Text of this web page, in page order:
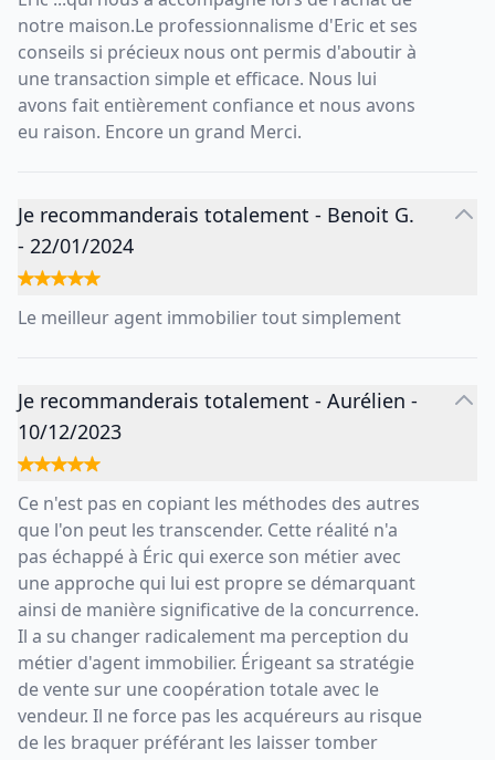
notre maison.Le professionnalisme d'Eric et ses
conseils si précieux nous ont permis d'aboutir à
une transaction simple et efficace. Nous lui
avons fait entièrement confiance et nous avons
eu raison. Encore un grand Merci.
Je recommanderais totalement - Benoit G.
- 22/01/2024
Le meilleur agent immobilier tout simplement
Je recommanderais totalement - Aurélien -
10/12/2023
Ce n'est pas en copiant les méthodes des autres
que l'on peut les transcender. Cette réalité n'a
pas échappé à Éric qui exerce son métier avec
une approche qui lui est propre se démarquant
ainsi de manière significative de la concurrence.
Il a su changer radicalement ma perception du
métier d'agent immobilier. Érigeant sa stratégie
de vente sur une coopération totale avec le
vendeur. Il ne force pas les acquéreurs au risque
de les braquer préférant les laisser tomber